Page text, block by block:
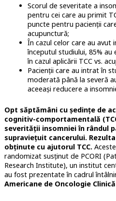
Scorul de severitate a
pentru cei care au primit
puncte pentru pacienții
acupunctură;
În cazul celor care au avut
începutul studiului, 85%
în cazul aplicării TCC vs.
Pacienții care au intrat în
moderată până la severă
aceeași reducere a
Opt săptămâni cu ședințe de
cognitiv-comportamentală
severității insomniei în rândul
supraviețuit cancerului.
obținute cu ajutorul TCC.
randomizat susținut de PCORI
Research Institute), un institut
au fost prezentate în cadrul
Americane de Oncologie Clinică